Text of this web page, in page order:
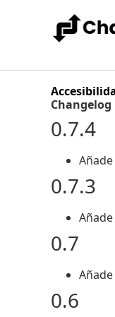
Changelog
0.7.4
0.7.3
0.7
0.6